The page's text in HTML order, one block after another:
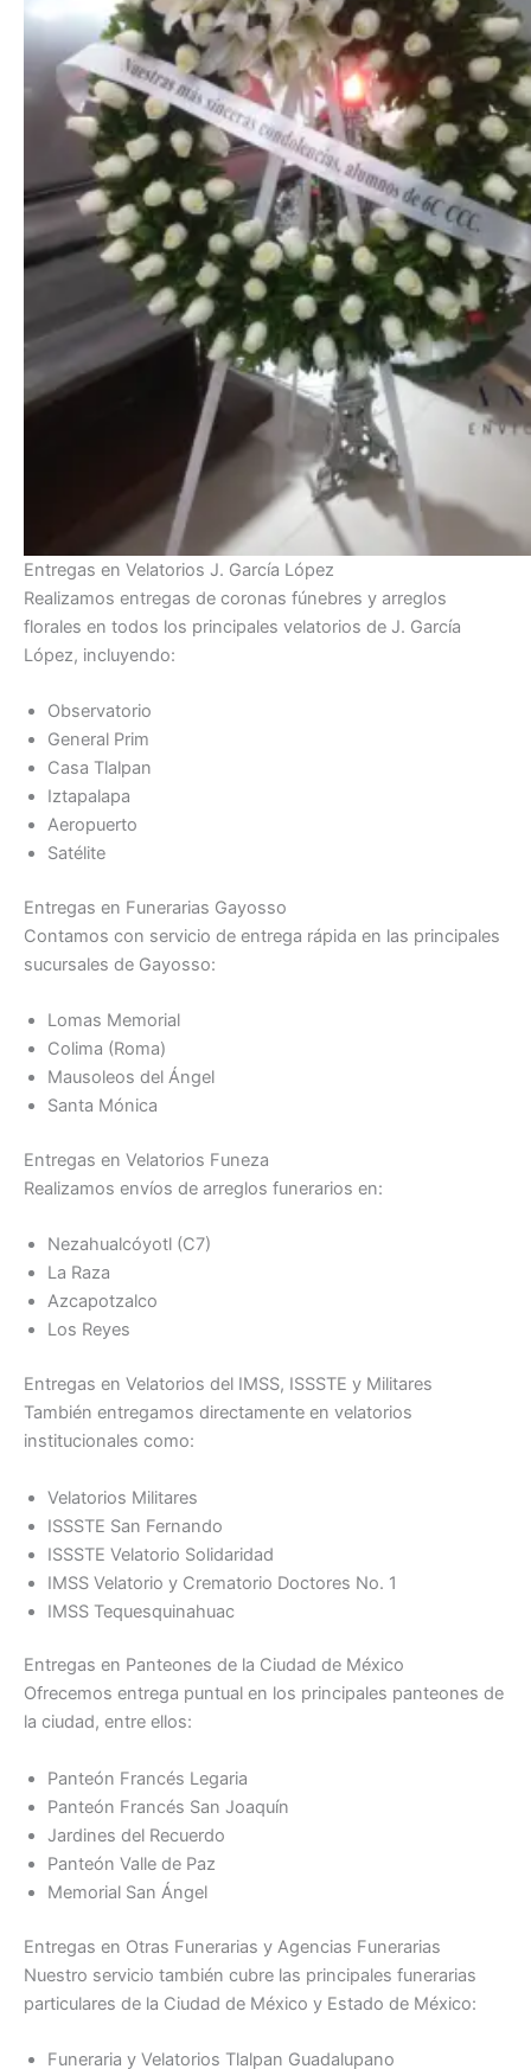
Entregas en Velatorios J. García López
Realizamos entregas de coronas fúnebres y arreglos
florales en todos los principales velatorios de J. García
López, incluyendo:
Observatorio
General Prim
Casa Tlalpan
Iztapalapa
Aeropuerto
Satélite
Entregas en Funerarias Gayosso
Contamos con servicio de entrega rápida en las principales
sucursales de Gayosso:
Lomas Memorial
Colima (Roma)
Mausoleos del Ángel
Santa Mónica
Entregas en Velatorios Funeza
Realizamos envíos de arreglos funerarios en:
Nezahualcóyotl (C7)
La Raza
Azcapotzalco
Los Reyes
Entregas en Velatorios del IMSS, ISSSTE y Militares
También entregamos directamente en velatorios
institucionales como:
Velatorios Militares
ISSSTE San Fernando
ISSSTE Velatorio Solidaridad
IMSS Velatorio y Crematorio Doctores No. 1
IMSS Tequesquinahuac
Entregas en Panteones de la Ciudad de México
Ofrecemos entrega puntual en los principales panteones de
la ciudad, entre ellos:
Panteón Francés Legaria
Panteón Francés San Joaquín
Jardines del Recuerdo
Panteón Valle de Paz
Memorial San Ángel
Entregas en Otras Funerarias y Agencias Funerarias
Nuestro servicio también cubre las principales funerarias
particulares de la Ciudad de México y Estado de México:
Funeraria y Velatorios Tlalpan Guadalupano